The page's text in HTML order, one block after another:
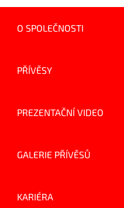
O SPOLEČNOSTI
PŘÍVĚSY
PREZENTAČNÍ VIDEO
GALERIE PŘÍVĚSŮ
KARIÉRA